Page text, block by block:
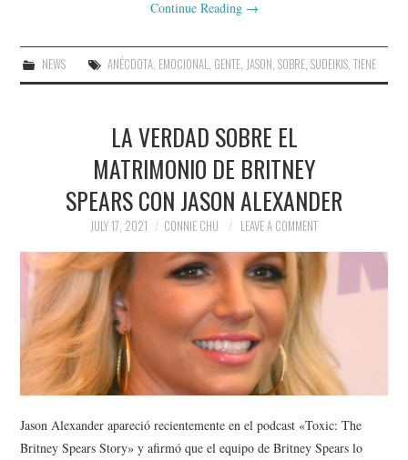
Continue Reading →
NEWS ANÉCDOTA, EMOCIONAL, GENTE, JASON, SOBRE, SUDEIKIS, TIENE
LA VERDAD SOBRE EL
MATRIMONIO DE BRITNEY
SPEARS CON JASON ALEXANDER
JULY 17, 2021 CONNIE CHU LEAVE A COMMENT
Jason Alexander apareció recientemente en el podcast «Toxic: The
Britney Spears Story» y afirmó que el equipo de Britney Spears lo